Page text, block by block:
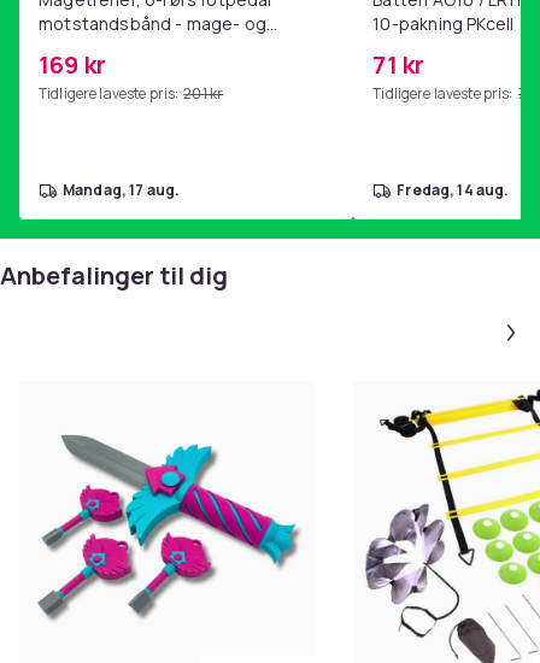
motstandsbånd - mage- og
hjemmegymnastikk Pink
169 kr
Tidligere laveste pris: 201 kr
mandag, 17 aug.
10-pakning PKcell
71 kr
Tidligere laveste pris: 76
fredag, 14 aug.
Anbefalinger til dig